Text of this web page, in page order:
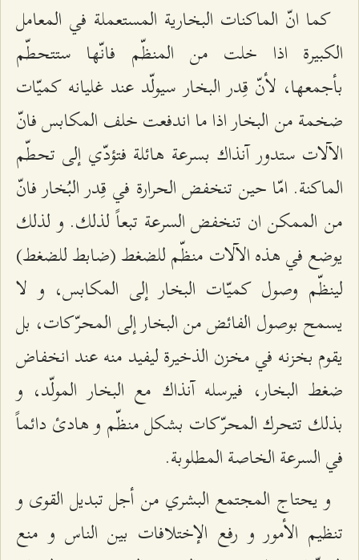
كما انّ الماكنات البخارية المستعملة في المعامل
الكبيرة اذا خلت من المنظّم فانّها ستتحطّم
بأجمعها، لأنّ قِدر البخار سيولّد عند غليانه كميّات
ضخمة من البخار اذا ما اندفعت خلف المكابس فانّ
الآلات ستدور آنذاك بسرعة هائلة فتؤدّي إلى تحطّم
الماكنة. امّا حين تنخفض الحرارة في قِدر البُخار فانّ
من الممكن ان تنخفض السرعة تبعاً لذلك. و لذلك
يوضع في هذه الآلات منظّم للضغط (ضابط للضغط)
لينظّم وصول كميّات البخار إلى المكابس، و لا
يسمح بوصول الفائض من البخار إلى المحرّكات، بل
يقوم بخزنه في مخزن الذخيرة ليفيد منه عند انخفاض
ضغط البخار، فيرسله آنذاك مع البخار المولّد، و
بذلك تتحرك المحرّكات بشكل منظّم و هادئ دائماً
في السرعة الخاصة المطلوبة.
و يحتاج المجتمع البشري من أجل تبديل القوى و
تنظيم الأمور و رفع الإختلافات بين الناس و منع